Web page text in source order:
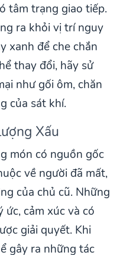
tâm trạng giao tiếp.
ra khỏi vị trí nguy
xanh để che chắn
thay đổi, hãy sử
như gối ôm, chăn
của sát khí.
Xấu
món có nguồn gốc
về người đã mất,
của chủ cũ. Những
cảm xúc và có
giải quyết. Khi
gây ra những tác